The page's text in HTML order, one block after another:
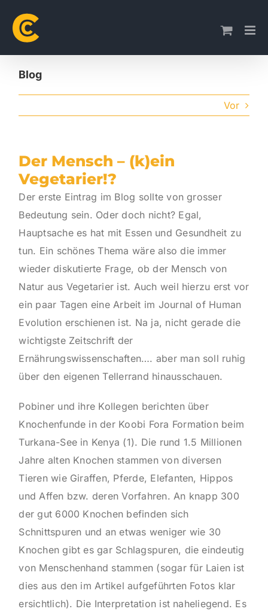
content
Blog
Vor
Der Mensch – (k)ein
Vegetarier!?
Der erste Eintrag im Blog sollte von grosser
Bedeutung sein. Oder doch nicht? Egal,
Hauptsache es hat mit Essen und Gesundheit zu
tun. Ein schönes Thema wäre also die immer
wieder diskutierte Frage, ob der Mensch von
Natur aus Vegetarier ist. Auch weil hierzu erst vor
ein paar Tagen eine Arbeit im Journal of Human
Evolution erschienen ist. Na ja, nicht gerade die
wichtigste Zeitschrift der
Ernährungswissenschaften…. aber man soll ruhig
über den eigenen Tellerrand hinausschauen.
Pobiner und ihre Kollegen berichten über
Knochenfunde in der Koobi Fora Formation beim
Turkana-See in Kenya (1). Die rund 1.5 Millionen
Jahre alten Knochen stammen von diversen
Tieren wie Giraffen, Pferde, Elefanten, Hippos
und Affen bzw. deren Vorfahren. An knapp 300
der gut 6000 Knochen befinden sich
Schnittspuren und an etwas weniger wie 30
Knochen gibt es gar Schlagspuren, die eindeutig
von Menschenhand stammen (sogar für Laien ist
dies aus den im Artikel aufgeführten Fotos klar
ersichtlich). Die Interpretation ist naheliegend. Es